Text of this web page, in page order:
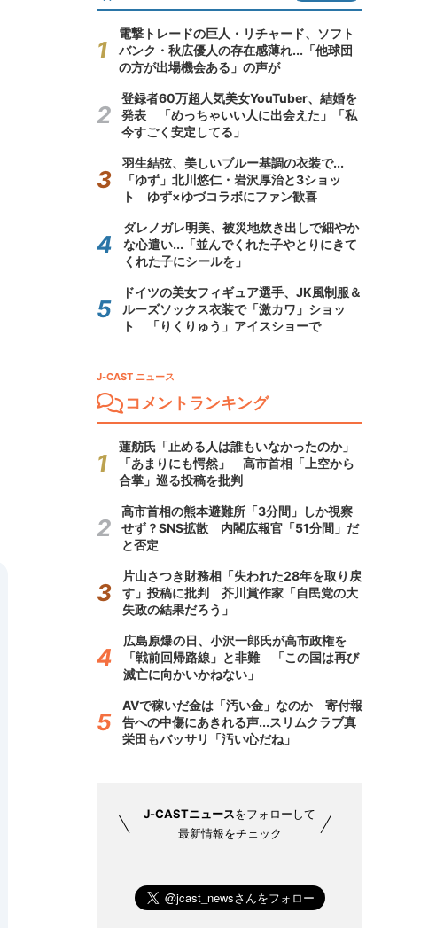
電撃トレードの巨人・リチャード、ソフト
バンク・秋広優人の存在感薄れ...「他球団
の方が出場機会ある」の声が
登録者60万超人気美女YouTuber、結婚を
発表 「めっちゃいい人に出会えた」「私
今すごく安定してる」
羽生結弦、美しいブルー基調の衣装で...
「ゆず」北川悠仁・岩沢厚治と3ショッ
ト ゆず×ゆづコラボにファン歓喜
ダレノガレ明美、被災地炊き出しで細やか
な心遣い...「並んでくれた子やとりにきて
くれた子にシールを」
ドイツの美女フィギュア選手、JK風制服＆
ルーズソックス衣装で「激カワ」ショッ
ト 「りくりゅう」アイスショーで
J-CAST ニュース
コメントランキング
蓮舫氏「止める人は誰もいなかったのか」
「あまりにも愕然」 高市首相「上空から
合掌」巡る投稿を批判
高市首相の熊本避難所「3分間」しか視察
せず？SNS拡散 内閣広報官「51分間」だ
と否定
片山さつき財務相「失われた28年を取り戻
す」投稿に批判 芥川賞作家「自民党の大
失政の結果だろう」
広島原爆の日、小沢一郎氏が高市政権を
「戦前回帰路線」と非難 「この国は再び
滅亡に向かいかねない」
AVで稼いだ金は「汚い金」なのか 寄付報
告への中傷にあきれる声...スリムクラブ真
栄田もバッサリ「汚い心だね」
J-CASTニュースをフォローして
最新情報をチェック